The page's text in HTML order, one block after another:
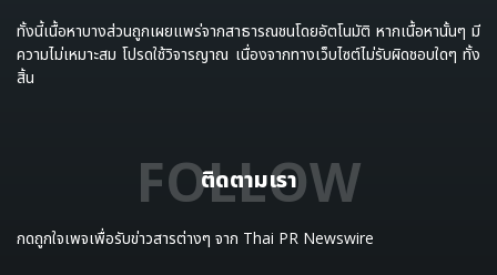
ทั้งนี้เนื้อหาบางส่วนถูกเผยแพร่จากสาธารณชนโดยอัตโนมัติ หากเนื้อหานั้นๆ มี
ความไม่เหมาะสม โปรดใช้วิจารญาณ เนื่องจากทางเว็บไซต์ไม่รับผิดชอบใดๆ ทั้ง
สิ้น
ติดตามเรา
FOLLOW
กดถูกใจเพจเพื่อรับข่าวสารต่างๆ จาก Thai PR Newswire